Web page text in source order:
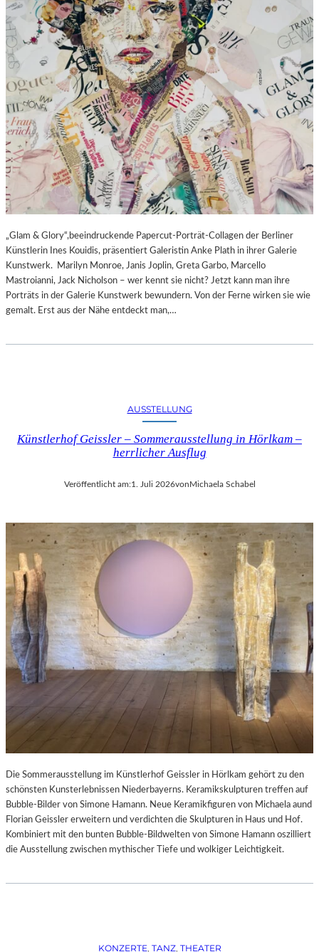
„Glam & Glory“,beeindruckende Papercut-Porträt-Collagen der Berliner
Künstlerin Ines Kouidis, präsentiert Galeristin Anke Plath in ihrer Galerie
Kunstwerk. Marilyn Monroe, Janis Joplin, Greta Garbo, Marcello
Mastroianni, Jack Nicholson – wer kennt sie nicht? Jetzt kann man ihre
Porträts in der Galerie Kunstwerk bewundern. Von der Ferne wirken sie wie
gemalt. Erst aus der Nähe entdeckt man,…
AUSSTELLUNG
Künstlerhof Geissler – Sommerausstellung in Hörlkam –
herrlicher Ausflug
Veröffentlicht am:1. Juli 2026vonMichaela Schabel
Die Sommerausstellung im Künstlerhof Geissler in Hörlkam gehört zu den
schönsten Kunsterlebnissen Niederbayerns. Keramikskulpturen treffen auf
Bubble-Bilder von Simone Hamann. Neue Keramikfiguren von Michaela aund
Florian Geissler erweitern und verdichten die Skulpturen in Haus und Hof.
Kombiniert mit den bunten Bubble-Bildwelten von Simone Hamann oszilliert
die Ausstellung zwischen mythischer Tiefe und wolkiger Leichtigkeit.
KONZERTE, TANZ, THEATER